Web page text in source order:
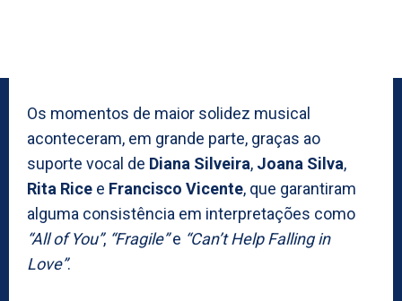
Os momentos de maior solidez musical
aconteceram, em grande parte, graças ao
suporte vocal de Diana Silveira, Joana Silva,
Rita Rice e Francisco Vicente, que garantiram
alguma consistência em interpretações como
“All of You”, “Fragile”e “Can’t Help Falling in
Love”.